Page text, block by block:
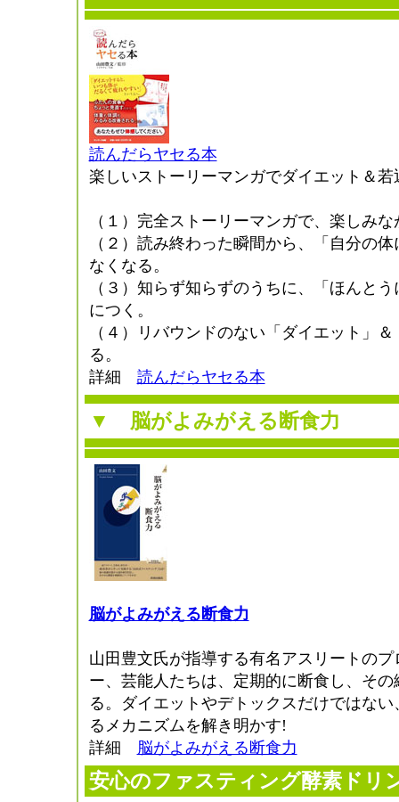
読んだらヤセる本
楽しいストーリーマンガでダイエット＆若
（１）完全ストーリーマンガで、楽しみ
（２）読み終わった瞬間から、「自分の
なくなる。
（３）知らず知らずのうちに、「ほんと
につく。
（４）リバウンドのない「ダイエット」
る。
詳細 読んだらヤセる本
▼ 脳がよみがえる断食力
脳がよみがえる断食力
山田豊文氏が指導する有名アスリートの
ー、芸能人たちは、定期的に断食し、そ
る。ダイエットやデトックスだけではな
るメカニズムを解き明かす!
詳細 脳がよみがえる断食力
安心のファスティング酵素ドリ